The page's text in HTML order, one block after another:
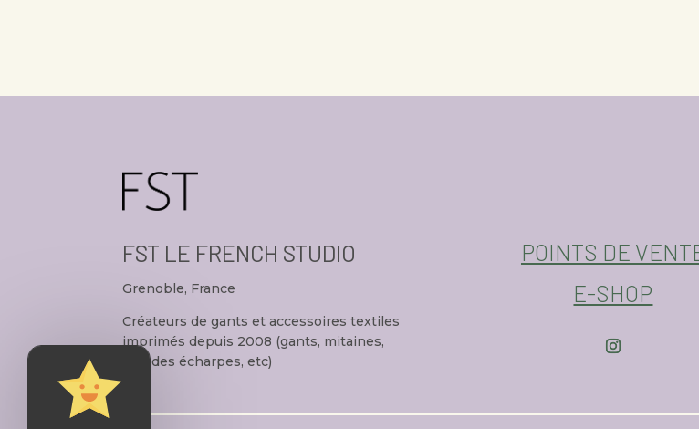
FST LE FRENCH STUDIO
Grenoble, France
Créateurs de gants et accessoires textiles
imprimés depuis 2008 (gants, mitaines,
grandes écharpes, etc)
POINTS DE
E-SHOP